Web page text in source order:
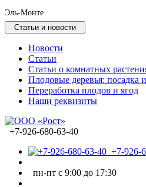
Эль-Монте
Статьи и новости
Новости
Статьи
Статьи о комнатных
Плодовые деревья: посадка
Переработка плодов и ягод
Наши реквизиты
+7-926-680-63-40
+7-926-
пн-пт с 9:00 до 17:30